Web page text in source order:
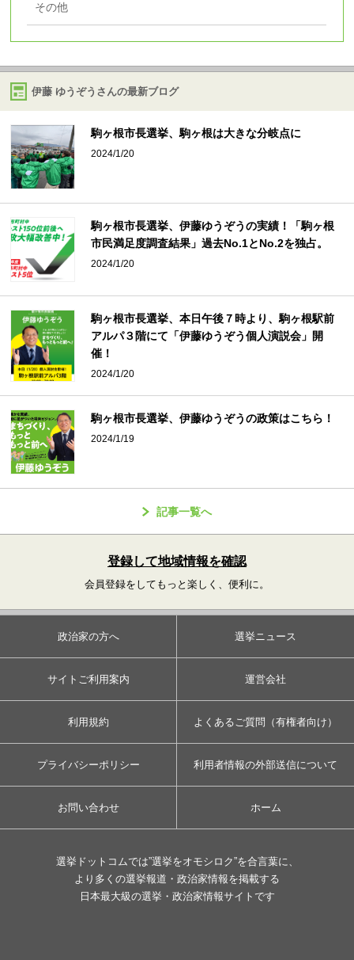
その他
伊藤 ゆうぞうさんの最新ブログ
駒ヶ根市長選挙、駒ヶ根は大きな分岐点に
2024/1/20
駒ヶ根市長選挙、伊藤ゆうぞうの実績！「駒ヶ根
市民満足度調査結果」過去No.1とNo.2を独占。
2024/1/20
駒ヶ根市長選挙、本日午後７時より、駒ヶ根駅前
アルパ３階にて「伊藤ゆうぞう個人演説会」開
催！
2024/1/20
駒ヶ根市長選挙、伊藤ゆうぞうの政策はこちら！
2024/1/19
記事一覧へ
登録して地域情報を確認
会員登録をしてもっと楽しく、便利に。
政治家の方へ 選挙ニュース
サイトご利用案内 運営会社
利用規約 よくあるご質問（有権者向け）
プライバシーポリシー 利用者情報の外部送信について
お問い合わせ ホーム
選挙ドットコムでは”選挙をオモシロク”を合言葉に、
より多くの選挙報道・政治家情報を掲載する
日本最大級の選挙・政治家情報サイトです